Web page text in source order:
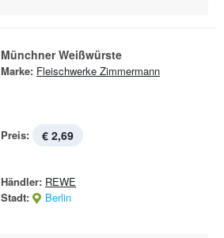
Münchner Weißwürste
Marke: Fleischwerke Zimmermann
Preis: € 2,69
Händler: REWE
Stadt:
Berlin